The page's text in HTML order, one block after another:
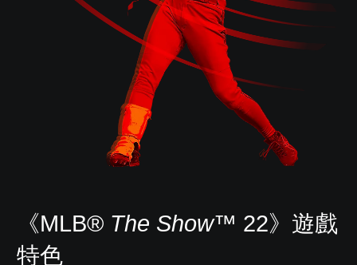
《MLB® The Show™ 22》遊戲
特色